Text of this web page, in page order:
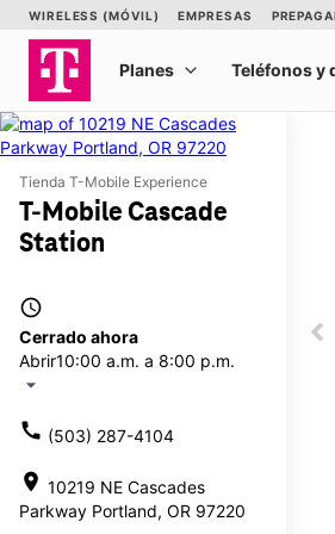
Tienda T-Mobile Experience
T-Mobile Cascade
Station
access_time
Cerrado ahora
Abrir10:00 a.m. a 8:00 p.m.
arrow_drop_down
call (503) 287-4104
location_on 10219 NE Cascades
Parkway Portland, OR 97220